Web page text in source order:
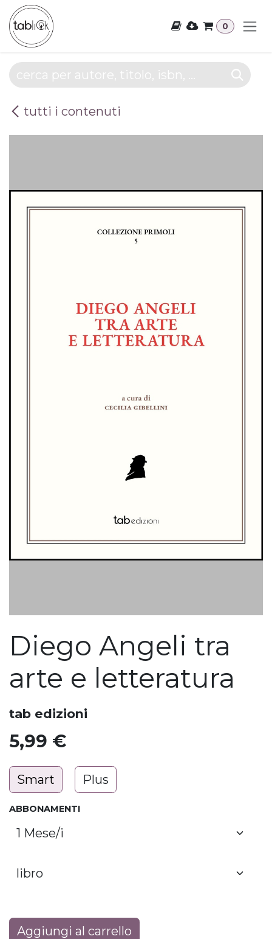
Passa al contenuto
0
tutti i contenuti
Diego Angeli tra
arte e letteratura
tab edizioni
5,99 €
Smart Plus
ABBONAMENTI
Aggiungi al carrello